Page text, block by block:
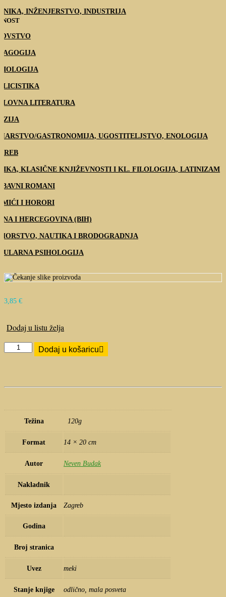
INŽENJERSTVO, INDUSTRIJA
LITERATURA
GASTRONOMIJA, UGOSTITELJSTVO, ENOLOGIJA
KLASIČNE KNJIŽEVNOSTI I KL. FILOLOGIJA, LATINIZAM
ROMANI
I HORORI
I HERCEGOVINA (BIH)
NAUTIKA I BRODOGRADNJA
PSIHOLOGIJA
3,85 €
Dodaj u listu želja
Knezovi,
kraljevi,
Dodaj u košaricu
Težina 120g
Format 14 × 20 cm
Autor Neven Budak
Nakladnik
Mjesto izdanja Zagreb
Godina
Broj stranica
Uvez meki
Stanje knjige odlično, mala posveta